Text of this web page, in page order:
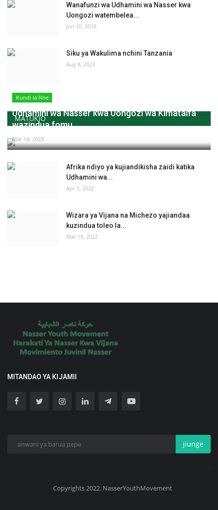
Wanafunzi wa Udhamini wa Nasser kwa
Uongozi watembelea...
Jun 10, 2019
Siku ya Wakulima nchini Tanzania
Aug 8, 2023
MATUKIO
Kundi la Nne
Udhamini wa Nasser kwa Uongozi wa Kimataifa
wazindua fomu...
Mar 14, 2023
Afrika ndiyo ya kujiandikisha zaidi katika
Udhamini wa...
Apr 5, 2022
Wizara ya Vijana na Michezo yajiandaa
kuzindua toleo la...
Mar 18, 2022
MITANDAO YA KIJAMII
jiunge
Copyrights 2022. NasserYouthMovement